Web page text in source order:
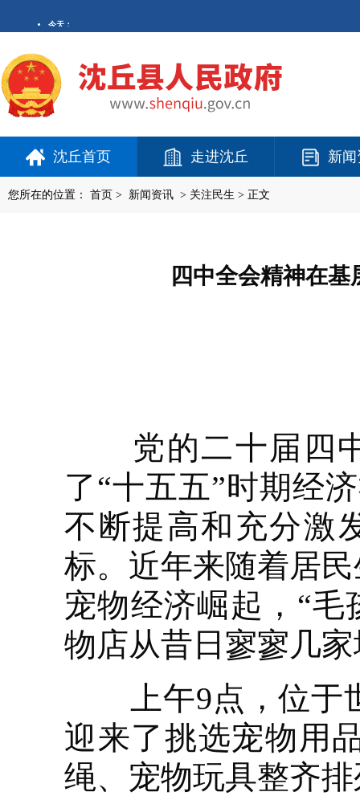
沈丘首页 走进沈丘 新
您所在的位置： 首页 > 新闻资讯 > 关注民生 > 正文
四中全会精神在
党的二十届四中
了“十五五”时期经
不断提高和充分激
标。近年来随着居
宠物经济崛起，“
物店从昔日寥寥几
上午9点，位于世
迎来了挑选宠物用
绳、宠物玩具整齐